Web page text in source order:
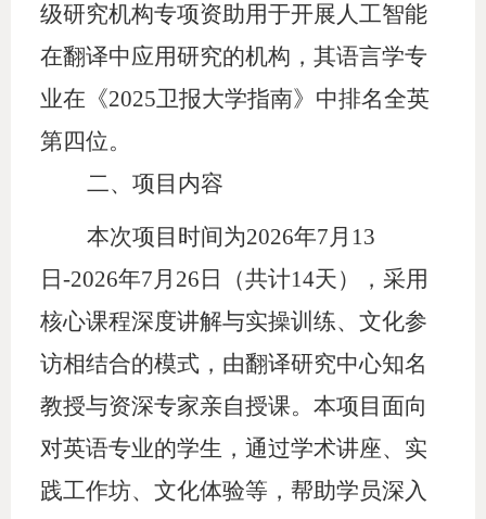
级研究机构专项资助用于开展人工智能
在翻译中应用研究的机构，其语言学专
业在《2025卫报大学指南》中排名全英
第四位。
二、项目内容
本次项目时间为2026年7月13
日-2026年7月26日（共计14天），采用
核心课程深度讲解与实操训练、文化参
访相结合的模式，由翻译研究中心知名
教授与资深专家亲自授课。本项目面向
对英语专业的学生，通过学术讲座、实
践工作坊、文化体验等，帮助学员深入